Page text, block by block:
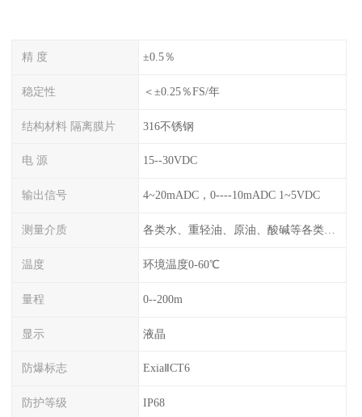
精 度 ±0.5％
稳定性 ＜±0.25％FS/年
结构材料 隔离膜片 316不锈钢
电 源 15--30VDC
输出信号 4~20mADC，0----10mADC 1~5VDC
测量介质 各类水、重轻油、原油、酸碱等各类腐蚀液
温度 环境温度0-60℃
量程 0--200m
显示 液晶
防爆标志 ExiaⅡCT6
防护等级 IP68